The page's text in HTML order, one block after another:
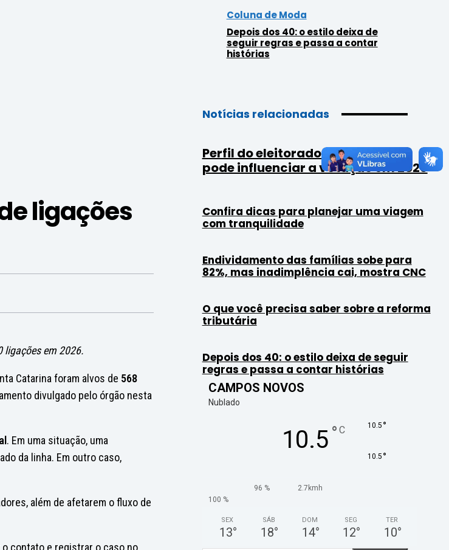
ligações
ligações em 2026.
Catarina foram alvos de 568
divulgado pelo órgão nesta
. Em uma situação, uma
da linha. Em outro caso,
além de afetarem o fluxo de
contato e registrar o caso no
Coluna de Moda
Depois dos 40: o estilo deixa de
seguir regras e passa a contar
histórias
Notícias relacionadas
Perfil do eleitorado de SC muda e
pode influenciar a votação em 2026
Confira dicas para planejar uma viagem
com tranquilidade
Endividamento das famílias sobe para
82%, mas inadimplência cai, mostra CNC
O que você precisa saber sobre a reforma
tributária
Depois dos 40: o estilo deixa de seguir
regras e passa a contar histórias
CAMPOS NOVOS
Nublado
10.5 ° C 10.5 °
10.5 °
96 %
2.7kmh
100 %
SEX
13°
SÁB
18°
DOM
14°
SEG
12°
TER
10°